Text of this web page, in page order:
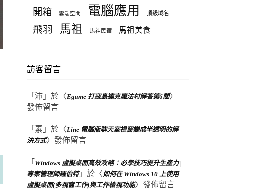
開箱 雲端空間 電腦應用 頂級域名
飛羽 馬祖 馬祖民宿 馬祖美食
訪客留言
「 沛 」於〈Egame 打寇島達克魔法村解答第6關〉
發佈留言
「 素 」於〈Line 電腦版聊天室視窗變成半透明的解
決方式〉發佈留言
「 Windows 虛擬桌面高效攻略：必學技巧提升生產力 |
專案管理師羅伯特」於〈 如何在 Windows 10 上使用
虛擬桌面(多視窗工作)與工作檢視功能〉發佈留言